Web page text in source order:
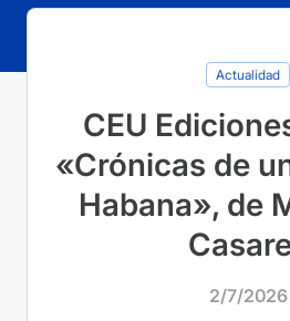
Actualidad
CEU
«Crónicas de
Habana», de
2/7/2026